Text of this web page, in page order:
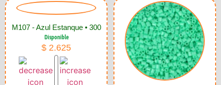
M107 - Azul Estanque • 300
Disponible
$ 2.625